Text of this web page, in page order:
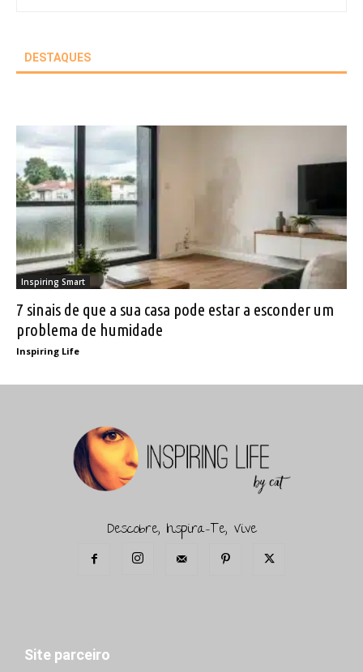
DESTAQUES
Inspiring Smart
7 sinais de que a sua casa pode estar a esconder um
problema de humidade
Inspiring Life
Descobre, Inspira-Te, Vive
Site parceiro